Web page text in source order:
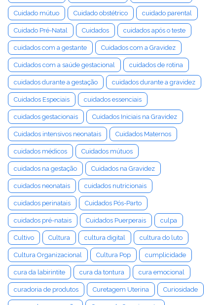
Cuidado mútuo Cuidado obstétrico cuidado parental
Cuidado Pré-Natal Cuidados cuidados após o teste
cuidados com a gestante Cuidados com a Gravidez
Cuidados com a saúde gestacional cuidados de rotina
cuidados durante a gestação cuidados durante a gravidez
Cuidados Especiais cuidados essenciais
cuidados gestacionais Cuidados Iniciais na Gravidez
Cuidados intensivos neonatais Cuidados Maternos
cuidados médicos Cuidados mútuos
cuidados na gestação Cuidados na Gravidez
cuidados neonatais cuidados nutricionais
cuidados perinatais Cuidados Pós-Parto
cuidados pré-natais Cuidados Puerperais culpa
Cultivo Cultura cultura digital cultura do luto
Cultura Organizacional Cultura Pop cumplicidade
cura da labirintite cura da tontura cura emocional
curadoria de produtos Curetagem Uterina Curiosidade